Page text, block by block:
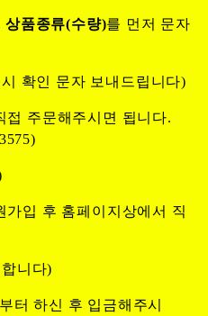
상품종류(수량)를 먼저 문자
확인 문자 보내드립니다)
접 주문해주시면 됩니다.
가입 후 홈페이지상에서 직
니다)
터 하신 후 입금해주시